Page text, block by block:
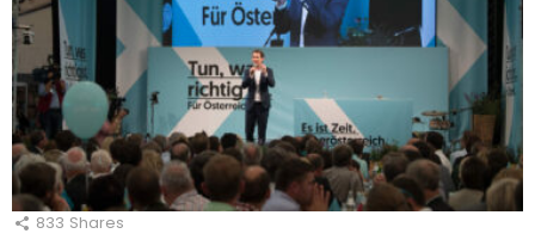
833 Shares